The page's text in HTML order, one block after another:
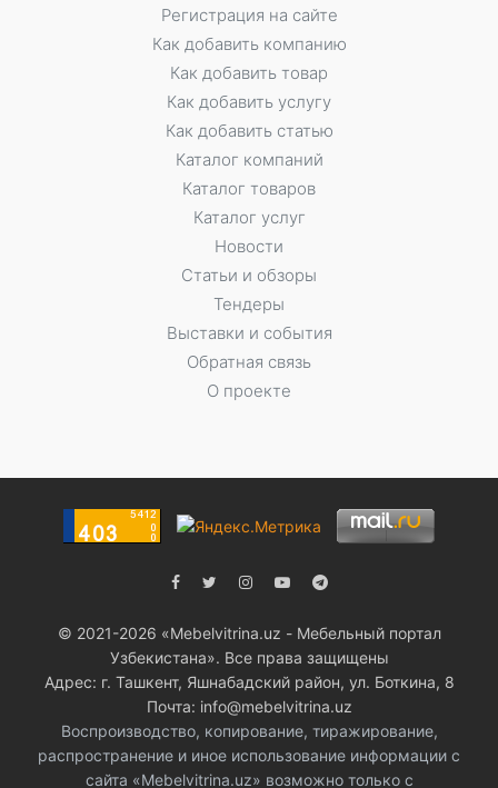
Регистрация на сайте
Как добавить компанию
Как добавить товар
Как добавить услугу
Как добавить статью
Каталог компаний
Каталог товаров
Каталог услуг
Новости
Статьи и обзоры
Тендеры
Выставки и события
Обратная связь
О проекте
© 2021-2026 «Мebelvitrina.uz - Мебельный портал
Узбекистана». Все права защищены
Адрес: г. Ташкент, Яшнабадский район, ул. Боткина, 8
Почта: info@mebelvitrina.uz
Воспроизводство, копирование, тиражирование,
распространение и иное использование информации с
сайта «Mebelvitrina.uz» возможно только с